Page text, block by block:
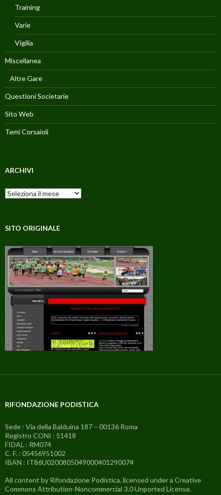
Training
Varie
Vigilia
Miscellanea
Altre Gare
Questioni Societarie
Sito Web
Temi Corsaioli
ARCHIVI
Archivi
SITO ORIGINALE
RIFONDAZIONE PODISTICA
Sede : Via della Balduina 187 – 00136 Roma
Registro CONI : 51418
FIDAL : RM074
C. F. : 05456951002
IBAN : IT86U0200805049000401290074
All content by Rifondazione Podistica, licensed under a Creative
Commons Attribution-Noncommercial 3.0 Unported License.